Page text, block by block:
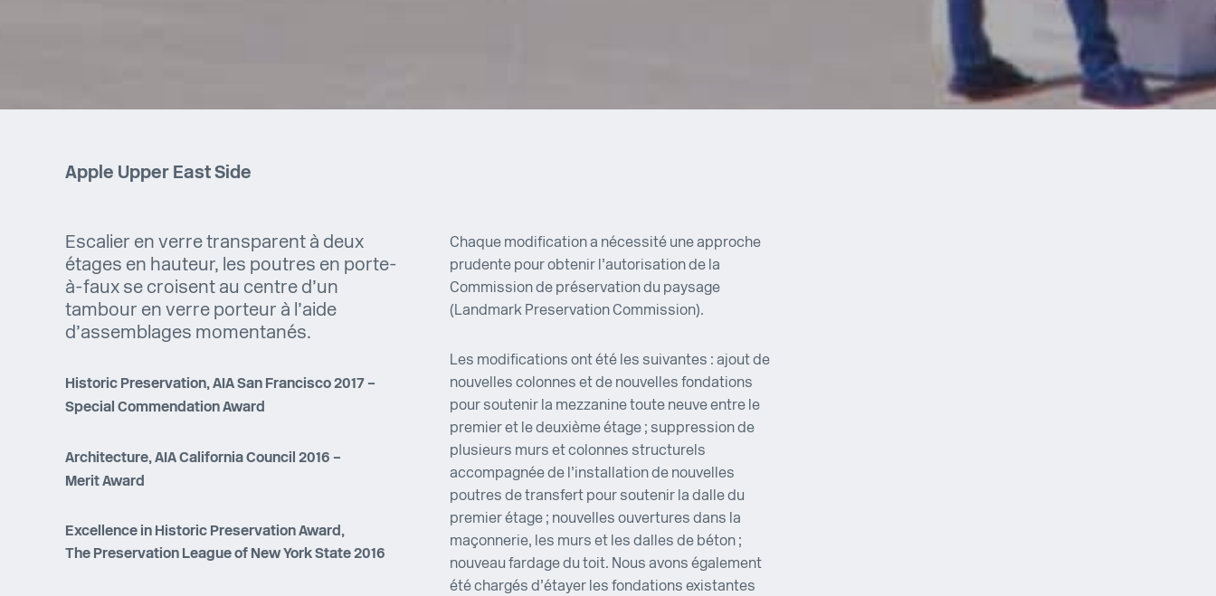
Apple Upper East Side
Escalier en verre transparent à deux
étages en hauteur, les poutres en porte-
à-faux se croisent au centre d’un
tambour en verre porteur à l’aide
d’assemblages momentanés.
Historic Preservation, AIA San Francisco 2017 –
Special Commendation Award
Architecture, AIA California Council 2016 –
Merit Award
Excellence in Historic Preservation Award,
The Preservation League of New York State 2016
Chaque modification a nécessité une approche
prudente pour obtenir l’autorisation de la
Commission de préservation du paysage
(Landmark Preservation Commission).
Les modifications ont été les suivantes : ajout de
nouvelles colonnes et de nouvelles fondations
pour soutenir la mezzanine toute neuve entre le
premier et le deuxième étage ; suppression de
plusieurs murs et colonnes structurels
accompagnée de l’installation de nouvelles
poutres de transfert pour soutenir la dalle du
premier étage ; nouvelles ouvertures dans la
maçonnerie, les murs et les dalles de béton ;
nouveau fardage du toit. Nous avons également
été chargés d’étayer les fondations existantes